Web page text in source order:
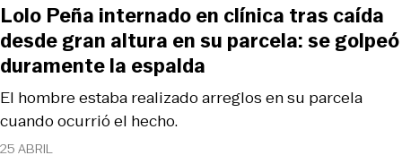
25 ABRIL
El hombre estaba realizado arreglos en su parcela
cuando ocurrió el hecho.
Lolo Peña internado en clínica tras caída
desde gran altura en su parcela: se golpeó
duramente la espalda